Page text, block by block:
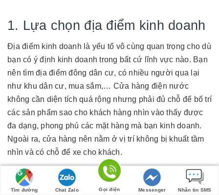
1. Lựa chọn địa điểm kinh doanh
Địa điểm kinh doanh là yếu tố vô cùng quan trọng cho dù
bạn có ý định kinh doanh trong bất cứ lĩnh vực nào. Bạn
nên tìm địa điểm đông dân cư, có nhiều người qua lại
như khu dân cư, mua sắm,… Cửa hàng điện nước
không cần diện tích quá rộng nhưng phải đủ chỗ để bố trí
các sản phẩm sao cho khách hàng nhìn vào thấy được
đa dạng, phong phú các mặt hàng mà bạn kinh doanh.
Ngoài ra, cửa hàng nên nằm ở vị trí không bị khuất tầm
nhìn và có chỗ để xe cho khách.
Tìm đường Chat Zalo Gọi điện Messenger Nhắn tin SMS